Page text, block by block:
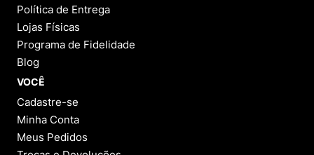
Política de Entrega
Lojas Físicas
Programa de Fidelidade
Blog
VOCÊ
Cadastre-se
Minha Conta
Meus Pedidos